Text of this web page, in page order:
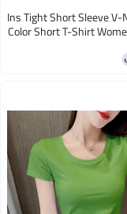
Ins Tight Short Sleeve V-
Color Short T-Shirt
Summer Slimming
Navel